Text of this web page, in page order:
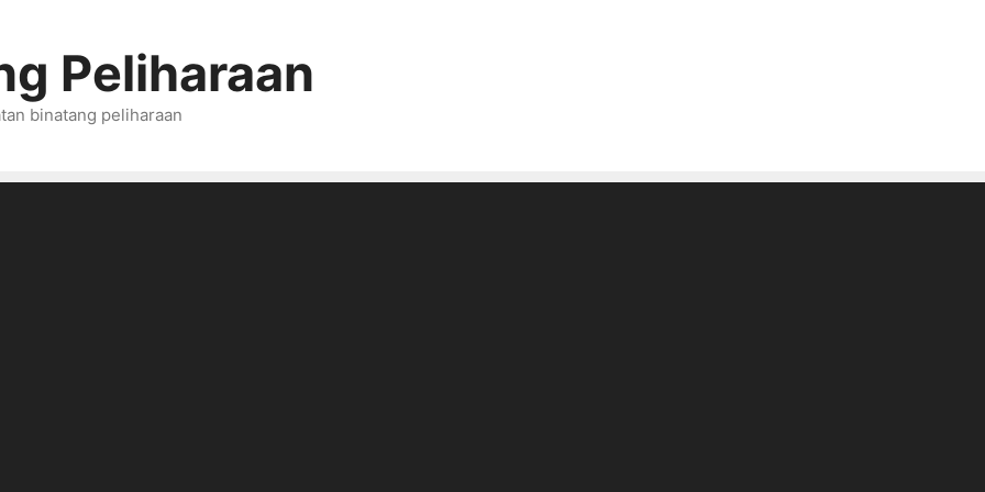
Peliharaan
binatang peliharaan